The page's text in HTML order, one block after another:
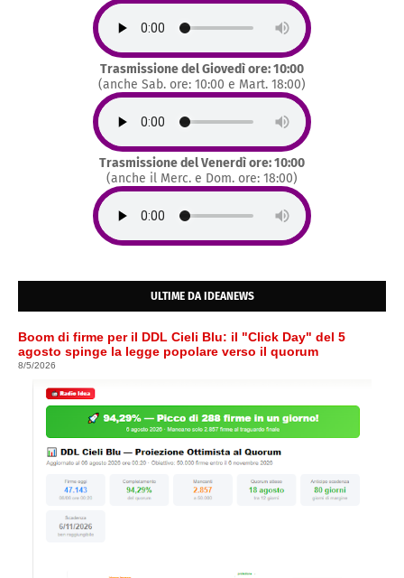
Trasmissione del Giovedì ore: 10:00
(anche Sab. ore: 10:00 e Mart. 18:00)
Trasmissione del Venerdì ore: 10:00
(anche il Merc. e Dom. ore: 18:00)
ULTIME DA IDEANEWS
Boom di firme per il DDL Cieli Blu: il "Click Day" del 5
agosto spinge la legge popolare verso il quorum
8/5/2026